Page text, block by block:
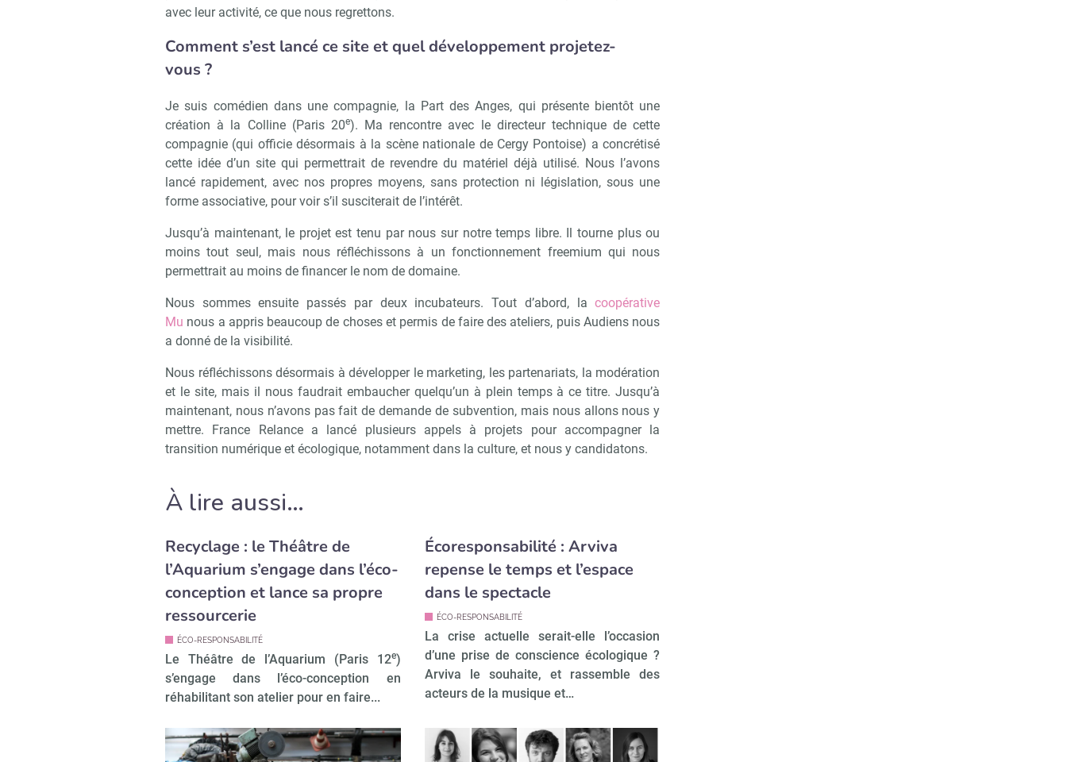
avec leur activité, ce que nous regrettons.
Comment s’est lancé ce site et quel développement projetez-
vous ?
Je suis comédien dans une compagnie, la Part des Anges, qui présente bientôt une
création à la Colline (Paris 20e). Ma rencontre avec le directeur technique de cette
compagnie (qui officie désormais à la scène nationale de Cergy Pontoise) a concrétisé
cette idée d’un site qui permettrait de revendre du matériel déjà utilisé. Nous l’avons
lancé rapidement, avec nos propres moyens, sans protection ni législation, sous une
forme associative, pour voir s’il susciterait de l’intérêt.
Jusqu’à maintenant, le projet est tenu par nous sur notre temps libre. Il tourne plus ou
moins tout seul, mais nous réfléchissons à un fonctionnement freemium qui nous
permettrait au moins de financer le nom de domaine.
Nous sommes ensuite passés par deux incubateurs. Tout d’abord, lacoopérative
Mu nous a appris beaucoup de choses et permis de faire des ateliers, puis Audiens nous
a donné de la visibilité.
Nous réfléchissons désormais à développer le marketing, les partenariats, la modération
et le site, mais il nous faudrait embaucher quelqu’un à plein temps à ce titre. Jusqu’à
maintenant, nous n’avons pas fait de demande de subvention, mais nous allons nous y
mettre. France Relance a lancé plusieurs appels à projets pour accompagner la
transition numérique et écologique, notamment dans la culture, et nous y candidatons.
À lire aussi…
Recyclage : le Théâtre de
l’Aquarium s’engage dans l’éco-
conception et lance sa propre
ressourcerie
ÉCO-RESPONSABILITÉ
Le Théâtre de l’Aquarium (Paris 12e)
s’engage dans l’éco-conception en
réhabilitant son atelier pour en faire...
Écoresponsabilité : Arviva
repense le temps et l’espace
dans le spectacle
ÉCO-RESPONSABILITÉ
La crise actuelle serait-elle l’occasion
d’une prise de conscience écologique ?
Arviva le souhaite, et rassemble des
acteurs de la musique et…